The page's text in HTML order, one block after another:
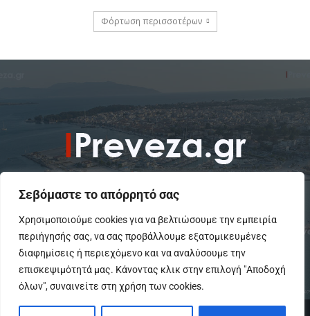
Σεβόμαστε το απόρρητό σας
Χρησιμοποιούμε cookies για να βελτιώσουμε την εμπειρία
περιήγησής σας, να σας προβάλλουμε εξατομικευμένες
διαφημίσεις ή περιεχόμενο και να αναλύσουμε την
επισκεψιμότητά μας. Κάνοντας κλικ στην επιλογή "Αποδοχή
όλων", συναινείτε στη χρήση των cookies.
Φόρτωση περισσοτέρων
To IPreveza.gr είναι μια σύγχρονη ενημερωτική ιστοσελίδα για την
Πρέβεζα, Πάργα, Φιλιππιάδα και την Ήπειρο σε θέματα Κοινωνικά,
Πολιτικά, Αθλητικά και Πολιτιστικά.